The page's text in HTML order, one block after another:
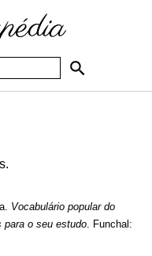
Vocabulário popular do
para o seu estudo. Funchal: